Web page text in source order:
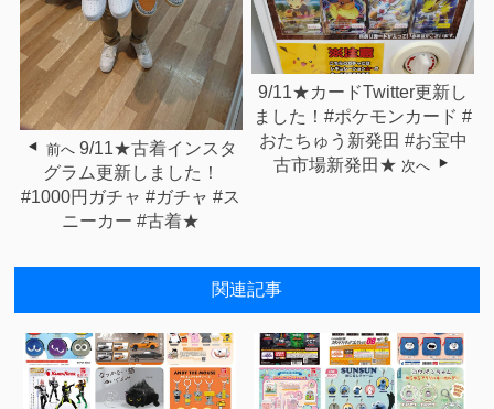
前へ 9/11★古着インスタ
グラム更新しました！
#1000円ガチャ #ガチャ #ス
ニーカー #古着★
9/11★カードTwitter更新し
ました！#ポケモンカード #
おたちゅう新発田 #お宝中
古市場新発田★ 次へ
関連記事